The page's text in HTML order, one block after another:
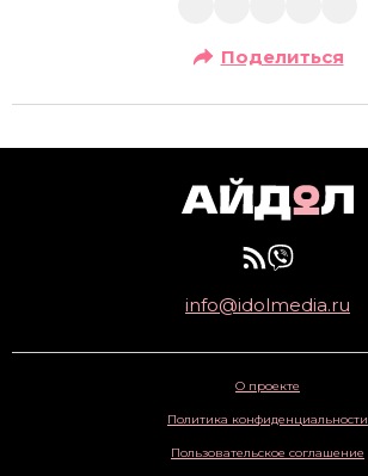
Поделиться
info@idolmedia.ru
О проекте
Политика конфиденциальности
Пользовательское соглашение